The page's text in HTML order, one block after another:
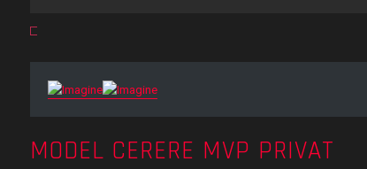
MODEL CERERE MVP PRIVAT